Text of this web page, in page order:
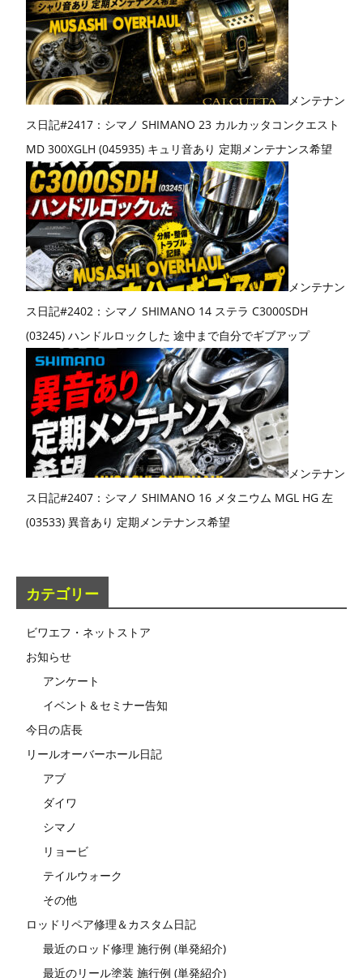
メンテナン
ス日記#2417：シマノ SHIMANO 23 カルカッタコンクエスト
MD 300XGLH (045935) キュリ音あり 定期メンテナンス希望
メンテナン
ス日記#2402：シマノ SHIMANO 14 ステラ C3000SDH
(03245) ハンドルロックした 途中まで自分でギブアップ
メンテナン
ス日記#2407：シマノ SHIMANO 16 メタニウム MGL HG 左
(03533) 異音あり 定期メンテナンス希望
カテゴリー
ビワエフ・ネットストア
お知らせ
アンケート
イベント＆セミナー告知
今日の店長
リールオーバーホール日記
アブ
ダイワ
シマノ
リョービ
テイルウォーク
その他
ロッドリペア修理＆カスタム日記
最近のロッド修理 施行例 (単発紹介)
最近のリール塗装 施行例 (単発紹介)